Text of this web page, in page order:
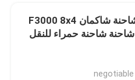
شاحنة شاحنة شاكمان F3000 8x4
430Hp شاحنة شاحنة حمراء للنقل